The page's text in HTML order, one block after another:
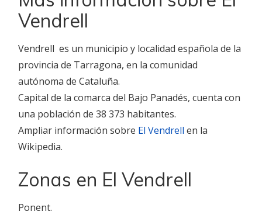
Vendrell
Vendrell​ ​ es un municipio y localidad española de la
provincia de Tarragona, en la comunidad
autónoma de Cataluña.
Capital de la comarca del Bajo Panadés, cuenta con
una población de 38 373 habitantes.
Ampliar información sobre El Vendrell en la
Wikipedia.
Zonas en El Vendrell
Ponent.